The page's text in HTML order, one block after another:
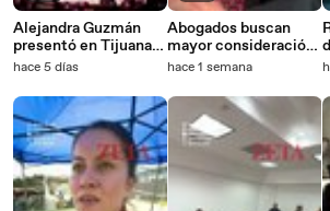
Alejandra Guzmán
presentó en Tijuana
su gira 2026 "Los Que
hace 5 días
Abogados buscan
mayor consideración
en próxima elección
hace 1 semana